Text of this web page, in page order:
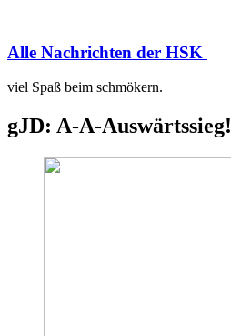
Alle Nachrichten der HSK
viel Spaß beim schmökern.
gJD: A-A-Auswärtssieg!